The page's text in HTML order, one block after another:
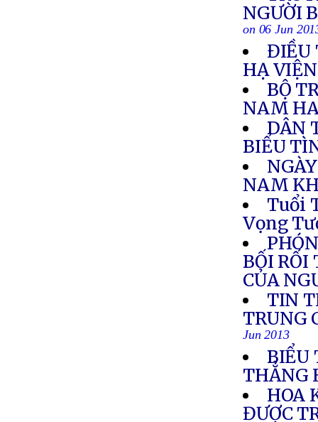
NGƯỜI
on 06 Jun
ĐIỀU
HẠ
BỘ
NAM
DÂN
BIỂU
NAM
Tuổi
Vọng
BỐI RỐI
CỦA
TIN
TRUNG
Jun 2013
BIỂU
THẲNG
HOA
ĐƯỢC